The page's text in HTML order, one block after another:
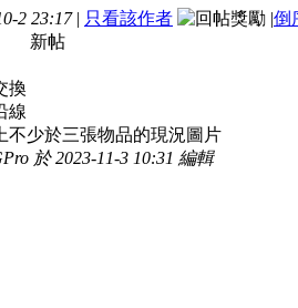
2 23:17 | 只看該作者 |倒
新帖
換
線
不少於三張物品的現況圖片
於 2023-11-3 10:31 編輯